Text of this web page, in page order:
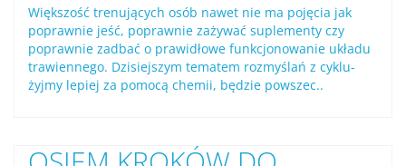
Większość trenujących osób nawet nie ma pojęcia jak
poprawnie jeść, poprawnie zażywać suplementy czy
poprawnie zadbać o prawidłowe funkcjonowanie układu
trawiennego. Dzisiejszym tematem rozmyślań z cyklu-
żyjmy lepiej za pomocą chemii, będzie powszec..